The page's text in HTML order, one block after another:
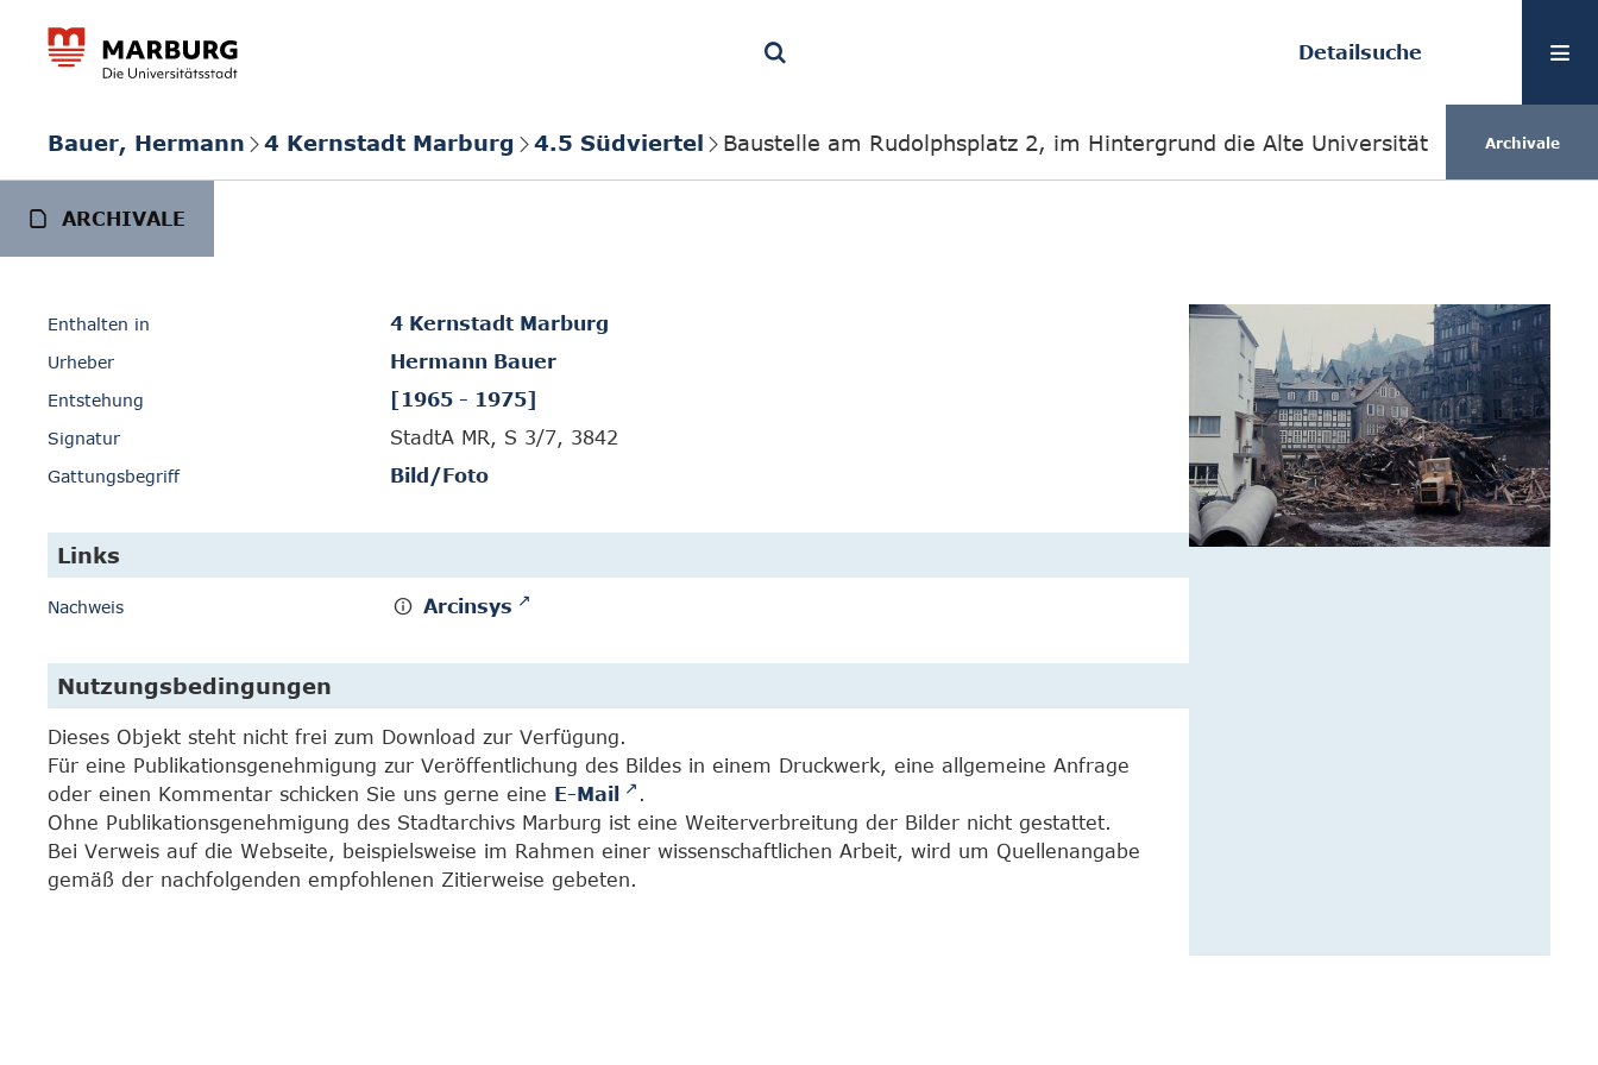
Detailsuche
Bauer, Hermann 4 Kernstadt Marburg 4.5 Südviertel Baustelle am Rudolphsplatz 2, im Hintergrund die Alte Universität Archivale
ARCHIVALE
Enthalten in 4 Kernstadt Marburg
Urheber Hermann Bauer
Entstehung [1965 - 1975]
Signatur StadtA MR, S 3/7, 3842
Gattungsbegriff Bild/Foto
Links
Nachweis Arcinsys
Nutzungsbedingungen
Dieses Objekt steht nicht frei zum Download zur Verfügung.
Für eine Publikationsgenehmigung zur Veröffentlichung des Bildes in einem Druckwerk, eine allgemeine Anfrage
oder einen Kommentar schicken Sie uns gerne eine E-Mail
.
Ohne Publikationsgenehmigung des Stadtarchivs Marburg ist eine Weiterverbreitung der Bilder nicht gestattet.
Bei Verweis auf die Webseite, beispielsweise im Rahmen einer wissenschaftlichen Arbeit, wird um Quellenangabe
gemäß der nachfolgenden empfohlenen Zitierweise gebeten.